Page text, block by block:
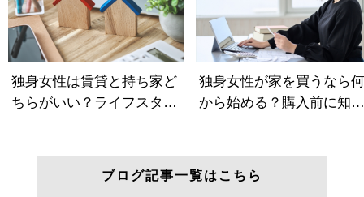
ブログ記事一覧はこちら